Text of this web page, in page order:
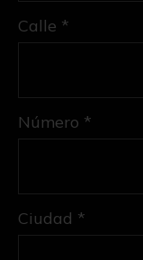
Calle *
Número *
Ciudad *